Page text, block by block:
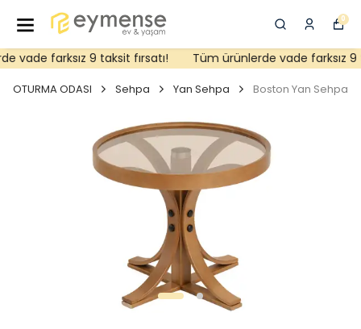
0
vade farksız 9 taksit fırsatı! Tüm ürünlerde vade farksız 9
OTURMA ODASI Sehpa Yan Sehpa Boston Yan Sehpa